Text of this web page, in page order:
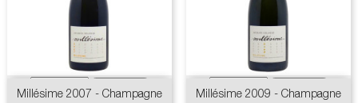
Millésime 2007 - Champagne
Millésime 2009 - Champagne